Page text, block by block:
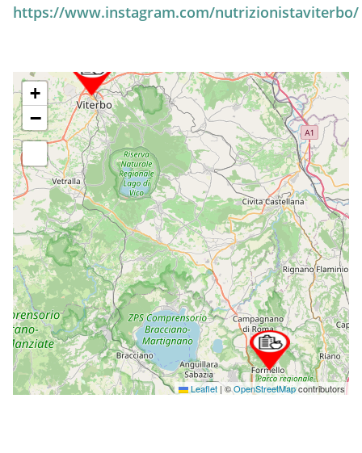
https://www.instagram.com/nutrizionistaviterbo/
+
−
Leaflet |©OpenStreetMapcontributors